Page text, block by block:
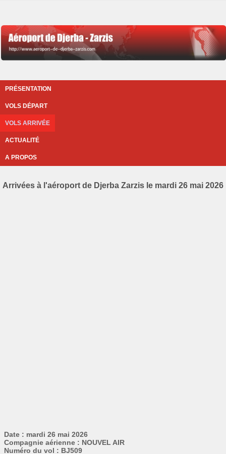
PRÉSENTATION
VOLS DÉPART
VOLS ARRIVÉE
ACTUALITÉ
A PROPOS
Arrivées à l'aéroport de Djerba Zarzis le mardi 26 mai 2026
Date : mardi 26 mai 2026
Compagnie aérienne : NOUVEL AIR
Numéro du vol : BJ509